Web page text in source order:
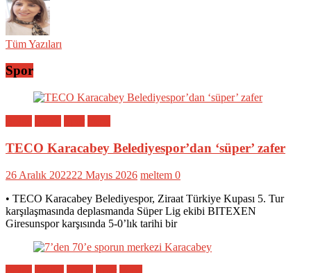
Tüm Yazıları
Spor
TECO Karacabey Belediyespor’dan ‘süper’ zafer
26 Aralık 202222 Mayıs 2026 meltem 0
• TECO Karacabey Belediyespor, Ziraat Türkiye Kupası 5. Tur
karşılaşmasında deplasmanda Süper Lig ekibi BITEXEN
Giresunspor karşısında 5-0’lık tarihi bir